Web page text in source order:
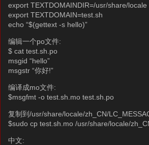
export TEXTDOMAINDIR=/usr/share/locale
export TEXTDOMAIN=test.sh
echo “$(gettext -s hello)”
编辑一个po文件:
$ cat test.sh.po
msgid “hello”
msgstr “你好!”
编译成mo文件:
$msgfmt -o test.sh.mo test.sh.po
复制到/usr/share/locale/zh_CN/
$sudo cp test.sh.mo /usr/share/locale/
中文: